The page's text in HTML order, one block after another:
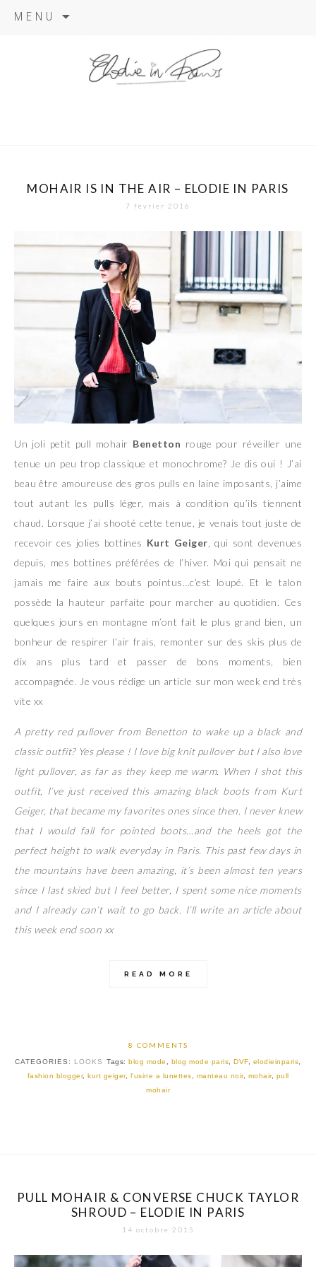
MENU
MOHAIR IS IN THE AIR – ELODIE IN PARIS
7 février 2016
Un joli petit pull mohair Benetton rouge pour réveiller une
tenue un peu trop classique et monochrome? Je dis oui ! J’ai
beau être amoureuse des gros pulls en laine imposants, j’aime
tout autant les pulls léger, mais à condition qu’ils tiennent
chaud. Lorsque j’ai shooté cette tenue, je venais tout juste de
recevoir ces jolies bottines Kurt Geiger , qui sont devenues
depuis, mes bottines préférées de l’hiver. Moi qui pensait ne
jamais me faire aux bouts pointus…c’est loupé. Et le talon
possède la hauteur parfaite pour marcher au quotidien. Ces
quelques jours en montagne m’ont fait le plus grand bien, un
bonheur de respirer l’air frais, remonter sur des skis plus de
dix ans plus tard et passer de bons moments, bien
accompagnée. Je vous rédige un article sur mon week end très
vite xx
A pretty red pullover from Benetton to wake up a black and
classic outfit? Yes please ! I love big knit pullover but I also love
light pullover, as far as they keep me warm. When I shot this
outfit, I’ve just received this amazing black boots from Kurt
Geiger, that became my favorites ones since then. I never knew
that I would fall for pointed boots…and the heels got the
perfect height to walk everyday in Paris. This past few days in
the mountains have been amazing, it’s been almost ten years
since I last skied but I feel better, I spent some nice moments
and I already can’t wait to go back. I’ll write an article about
this week end soon xx
READ MORE
8 COMMENTS
CATEGORIES: LOOKS Tags:blog mode blog mode paris ,DVF, elodieinparis
fashion blogger, kurt geiger, l'usine a lunettes manteau noir, mohair, pull
mohair
PULL MOHAIR & CONVERSE CHUCK TAYLOR
SHROUD – ELODIE IN PARIS
14 octobre 2015